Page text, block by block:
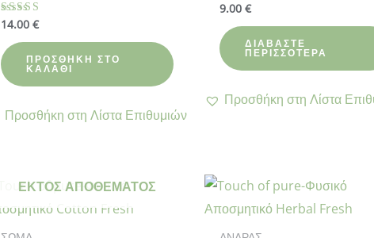
Βαθμολογήθηκε
4.89
από 5
14.00 €
ΠΡΟΣΘΉΚΗ ΣΤΟ
ΚΑΛΆΘΙ
Προσθήκη στη Λίστα Επιθυμιών
Βαθμολογήθηκε
4.75
από 5
9.00€
ΔΙΑΒΆΣΤΕ
ΠΕΡΙΣΣΌΤΕΡΑ
Προσθήκη στη Λίστα
ΕΚΤΌΣ ΑΠΟΘΈΜΑΤΟΣ